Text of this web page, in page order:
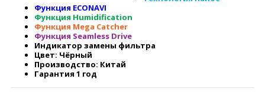
Функция ECONAVI
Функция Humidification
Функция Mega Catcher
Функция Seamless Drive
Индикатор замены фильтра
Цвет: Чёрный
Производство: Китай
Гарантия 1 год